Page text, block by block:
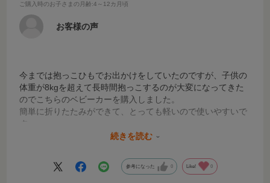
ご購入時のお子さまの月齢:4～12カ月頃
お客様の声
今までは抱っこひもでお出かけをしていたのですが、子供の
体重が8kgを超えて長時間抱っこするのが大変になってきた
のでこちらのベビーカーを購入しました。
簡単に折りたたみができて、とっても軽いので使いやすいで
す。
デザインも可愛くて気に入っています。
見上げて楽しんでいます（＾＾）
続きを読む
参考になった 0 Like! 0